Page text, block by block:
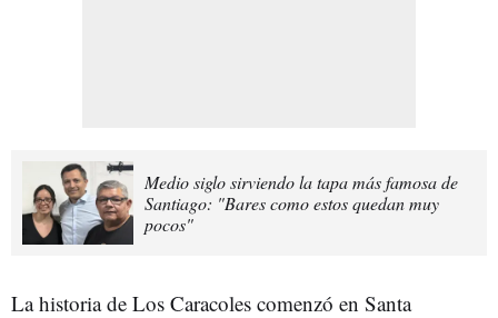
Medio siglo sirviendo la tapa más famosa de
Santiago: "Bares como estos quedan muy
pocos"
La historia de Los Caracoles comenzó en Santa